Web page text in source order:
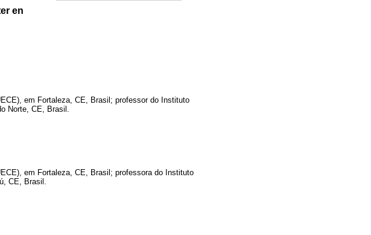
en
em Fortaleza, CE, Brasil; professor do Instituto
Norte, CE, Brasil.
em Fortaleza, CE, Brasil; professora do Instituto
CE, Brasil.